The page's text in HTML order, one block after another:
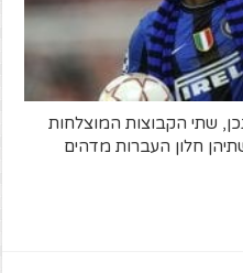
מינכן, שתי הקבוצות המוצלחות
2009-10, שעשו שתיהן חלון העברות מדהים